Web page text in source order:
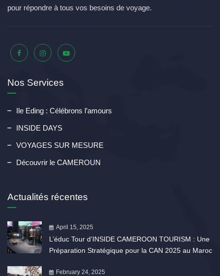
pour répondre à tous vos besoins de voyage.
Nos Services
Ile Eding : Célébrons l’amours
INSIDE DAYS
VOYAGES SUR MESURE
Découvrir le CAMEROUN
Actualités récentes
April 15, 2025
L’éduc Tour d’INSIDE CAMEROON TOURISM : Une
Préparation Stratégique pour la CAN 2025 au Maroc
February 24, 2025